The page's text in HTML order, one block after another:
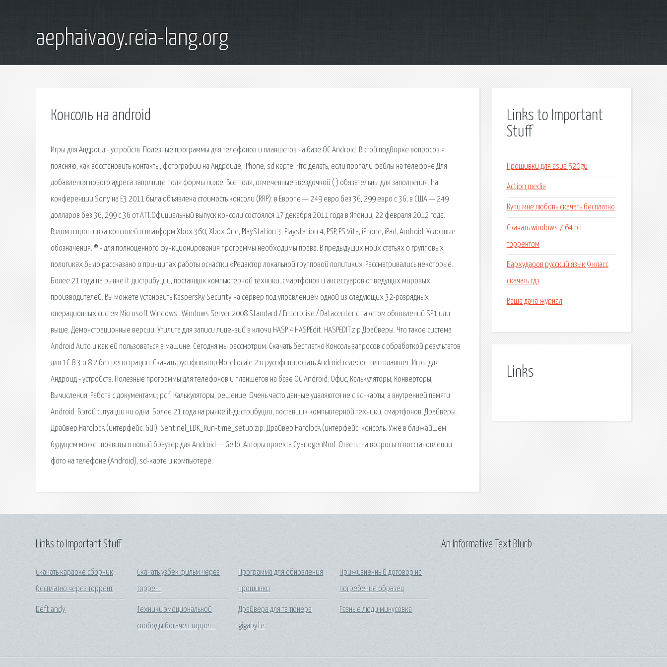
aephaivaoy.reia-lang.org
Консоль на android
Игры для Андроид - устройств. Полезные программы для телефонов и планшетов на базе ОС Android. В этой подборке вопросов я
поясняю, как восстановить контакты, фотографии на Андроиде, iPhone, sd карте. Что делать, если пропали файлы на телефоне Для
добавления нового адреса заполните поля формы ниже. Все поля, отмеченные звездочкой ( ) обязательны для заполнения. На
конференции Sony на E3 2011 была объявлена стоимость консоли (RRP): в Европе — 249 евро без 3G, 299 евро с 3G, в США — 249
долларов без 3G, 299 c 3G от ATT.Официальный выпуск консоли состоялся 17 декабря 2011 года в Японии, 22 февраля 2012 года.
Взлом и прошивка консолей и платформ Xbox 360, Xbox One, PlayStation 3, Playstation 4, PSP, PS Vita, iPhone, iPad, Android. Условные
обозначения: ® - для полноценного функционирования программы необходимы права. В предыдущих моих статьях о групповых
политиках было рассказано о принципах работы оснастки «Редактор локальной групповой политики». Рассматривались некоторые.
Более 21 года на рынке it-дистрибуции, поставщик компьютерной техники, смартфонов и аксессуаров от ведущих мировых
производителей. Вы можете установить Kaspersky Security на сервер под управлением одной из следующих 32-разрядных
операционных систем Microsoft Windows:. Windows Server 2008 Standard / Enterprise / Datacenter с пакетом обновлений SP1 или
выше. Демонстрационные версии. Утилита для записи лицензий в ключи HASP 4 HASPEdit: HASPEDIT.zip Драйверы. Что такое система
Android Auto и как ей пользоваться в машине. Сегодня мы рассмотрим. Скачать бесплатно Консоль запросов с обработкой результатов
для 1С 8.3 и 8.2 без регистрации. Скачать русификатор MoreLocale 2 и русифицировать Android телефон или планшет. Игры для
Андроид - устройств. Полезные программы для телефонов и планшетов на базе ОС Android. Офис, Калькуляторы, Конверторы,
Вычисления. Работа с документами; pdf; Калькуляторы, решение. Очень часто данные удаляются не с sd-карты, а внутренней памяти
Android. В этой ситуации ни одна. Более 21 года на рынке it-дистрибуции, поставщик компьютерной техники, смартфонов. Драйверы.
Драйвер Hardlock (интерфейс: GUI): Sentinel_LDK_Run-time_setup.zip. Драйвер Hardlock (интерфейс: консоль. Уже в ближайшем
будущем может появиться новый браузер для Android — Gello. Авторы проекта CyanogenMod. Ответы на вопросы о восстановлении
фото на телефоне (Android), sd-карте и компьютере.
Links to Important
Stuff
Прошивки для asus 520gu
Action media
Купи мне любовь скачать бесплатно
Скачать windows 7 64 bit
торрентом
Бархударов русский язык 9 класс
скачать гдз
Ваша дача журнал
Links
Links to Important Stuff
Скачать караоке сборник
бесплатно через торрент
Deft andy
Скачать узбек фильм через
торрент
Техники эмоциональной
свободы богачев торрент
Программа для обновления
прошивки
Драйвера для тв тюнера
gigabyte
Прижизненный договор на
погребение образец
Разные люди минусовка
An Informative Text Blurb